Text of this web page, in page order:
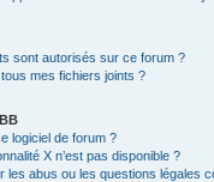
sont autorisés sur ce forum ?
mes fichiers joints ?
logiciel de forum ?
X n’est pas disponible ?
les abus ou les questions légales